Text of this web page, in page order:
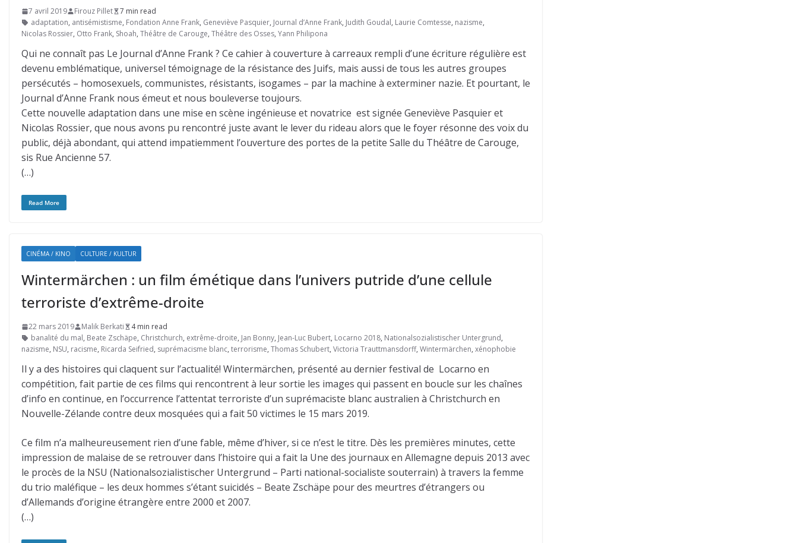
7 avril 2019 Firouz Pillet
7 min read
adaptation, antisémistisme, Fondation Anne Frank, Geneviève Pasquier, Journal d’Anne Frank, Judith Goudal, Laurie Comtesse, nazisme,
Nicolas Rossier, Otto Frank, Shoah, Théâtre de Carouge, Théâtre des Osses, Yann Philipona
Qui ne connaît pas Le Journal d’Anne Frank ? Ce cahier à couverture à carreaux rempli d’une écriture régulière est
devenu emblématique, universel témoignage de la résistance des Juifs, mais aussi de tous les autres groupes
persécutés – homosexuels, communistes, résistants, isogames – par la machine à exterminer nazie. Et pourtant, le
Journal d’Anne Frank nous émeut et nous bouleverse toujours.
Cette nouvelle adaptation dans une mise en scène ingénieuse et novatrice est signée Geneviève Pasquier et
Nicolas Rossier, que nous avons pu rencontré juste avant le lever du rideau alors que le foyer résonne des voix du
public, déjà abondant, qui attend impatiemment l’ouverture des portes de la petite Salle du Théâtre de Carouge,
sis Rue Ancienne 57.
(…)
Read More
CINÉMA / KINO CULTURE / KULTUR
Wintermärchen : un film émétique dans l’univers putride d’une cellule
terroriste d’extrême-droite
22 mars 2019 Malik Berkati
4 min read
banalité du mal, Beate Zschäpe, Christchurch, extrême-droite, Jan Bonny, Jean-Luc Bubert, Locarno 2018, Nationalsozialistischer Untergrund,
nazisme, NSU, racisme, Ricarda Seifried, suprémacisme blanc, terrorisme, Thomas Schubert, Victoria Trauttmansdorff, Wintermärchen, xénophobie
Il y a des histoires qui claquent sur l’actualité! Wintermärchen, présenté au dernier festival de Locarno en
compétition, fait partie de ces films qui rencontrent à leur sortie les images qui passent en boucle sur les chaînes
d’info en continue, en l’occurrence l’attentat terroriste d’un suprémaciste blanc australien à Christchurch en
Nouvelle-Zélande contre deux mosquées qui a fait 50 victimes le 15 mars 2019.
Ce film n’a malheureusement rien d’une fable, même d’hiver, si ce n’est le titre. Dès les premières minutes, cette
impression de malaise de se retrouver dans l’histoire qui a fait la Une des journaux en Allemagne depuis 2013 avec
le procès de la NSU (Nationalsozialistischer Untergrund – Parti national-socialiste souterrain) à travers la femme
du trio maléfique – les deux hommes s’étant suicidés – Beate Zschäpe pour des meurtres d’étrangers ou
d’Allemands d’origine étrangère entre 2000 et 2007.
(…)